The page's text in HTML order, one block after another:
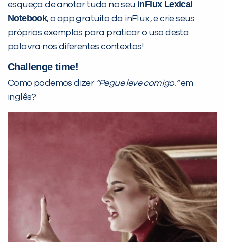
esqueça de anotar tudo no seu inFlux Lexical
Notebook, o app gratuito da inFlux, e crie seus
próprios exemplos para praticar o uso desta
palavra nos diferentes contextos!
Challenge time!
Como podemos dizer “Pegue leve comigo.”em
inglês?